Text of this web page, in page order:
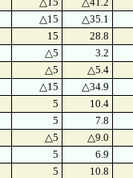
△15 △35.1
15 28.8
△5 3.2
△5 △5.4
△15 △34.9
5 10.4
5 7.8
△5 △9.0
5 6.9
5 10.8